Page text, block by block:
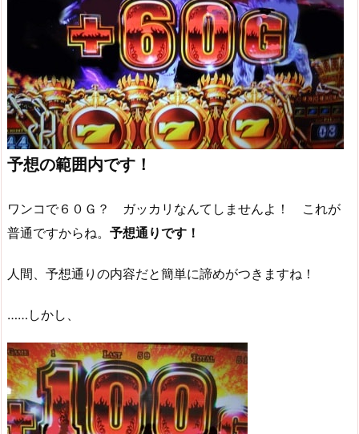
予想の範囲内です！
ワンコで６０Ｇ？ ガッカリなんてしませんよ！ これが
普通ですからね。 予想通りです！
人間、予想通りの内容だと簡単に諦めがつきますね！
……しかし、